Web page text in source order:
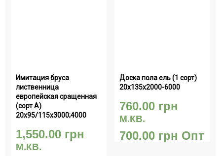
Имитация бруса
лиственница
европейская сращенная
(сорт А)
20х95/115х3000;4000
1,550.00 грн
М.КВ.
Доска пола ель (1 сорт)
20х135х2000-6000
760.00 грн
М.КВ.
700.00 грн Опт